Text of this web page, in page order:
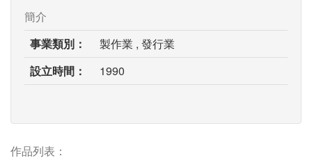
簡介
事業類別：
製作業 , 發行業
設立時間：
1990
作品列表：